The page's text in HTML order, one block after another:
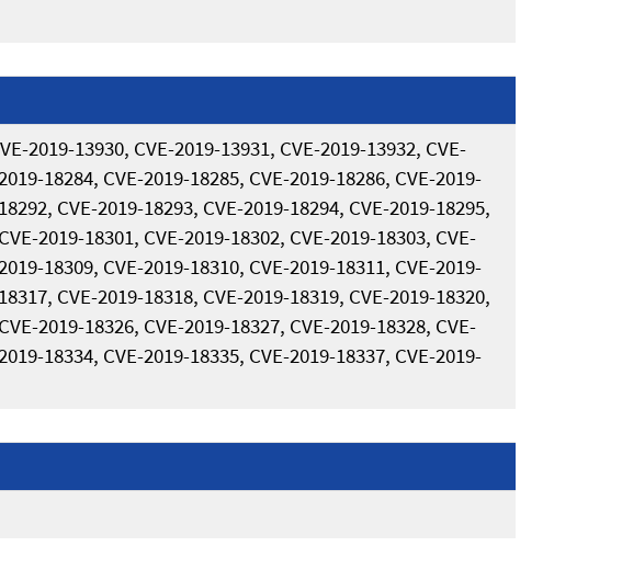
2019-13930, CVE-2019-13931, CVE-2019-13932, CVE-
18284, CVE-2019-18285, CVE-2019-18286, CVE-2019-
CVE-2019-18293, CVE-2019-18294, CVE-2019-18295,
2019-18301, CVE-2019-18302, CVE-2019-18303, CVE-
18309, CVE-2019-18310, CVE-2019-18311, CVE-2019-
CVE-2019-18318, CVE-2019-18319, CVE-2019-18320,
2019-18326, CVE-2019-18327, CVE-2019-18328, CVE-
18334, CVE-2019-18335, CVE-2019-18337, CVE-2019-